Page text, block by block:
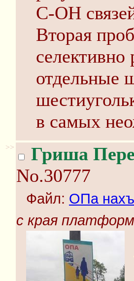
С-ОН
Вторая
селективно
отдельные
в самых
>> Гриша
No.30777
Файл: ОПа
с края